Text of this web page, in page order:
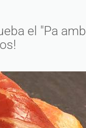
el "Pa amb